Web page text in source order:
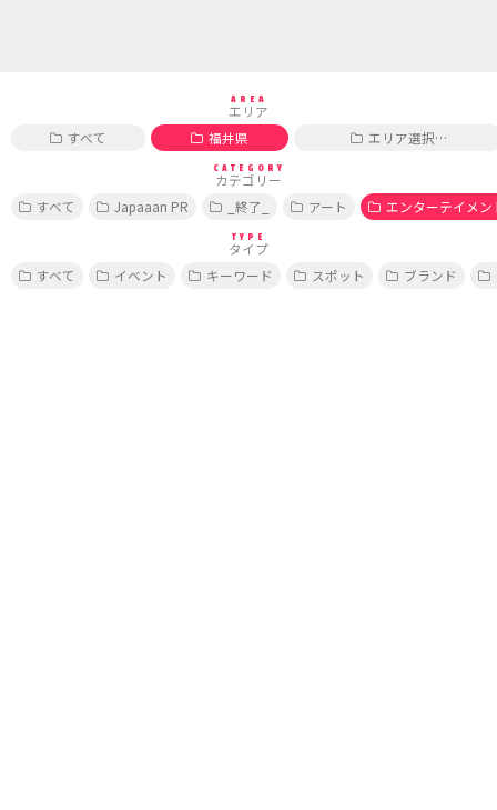
AREA
エリア
すべて
福井県 エリア選択…
CATEGORY
カテゴリー
すべて
Japaaan PR _終了_ アート エンターテイメン
TYPE
タイプ
すべて
イベント キーワード スポット ブランド